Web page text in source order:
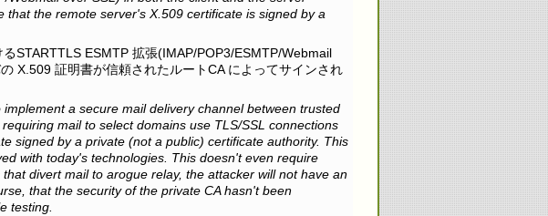
the remote server's X.509 certificate is signed by a
STARTTLS ESMTP 拡張(IMAP/POP3/ESMTP/Webmail
X.509 証明書が信頼されたルートCA によってサインされ
a secure mail delivery channel between trusted
mail to select domains use TLS/SSL connections
signed by a private (not a public) certificate authority. This
with today's technologies. This doesn't even require
divert mail to arogue relay, the attacker will not have an
that the security of the private CA hasn't been
testing.